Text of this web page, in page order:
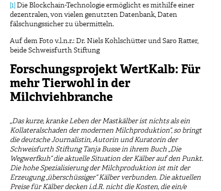
[1] Die Blockchain-Technologie ermöglicht es mithilfe einer
dezentralen, von vielen genutzten Datenbank, Daten
fälschungssicher zu übermitteln.
Auf dem Foto v.l.n.r.: Dr. Niels Kohlschütter und Saro Ratter,
beide Schweisfurth Stiftung
Forschungsprojekt WertKalb: Für
mehr Tierwohl in der
Milchviehbranche
„Das kurze, kranke Leben der Mastkälber ist nichts als ein
Kollateralschaden der modernen Milchproduktion“, so bringt
die deutsche Journalistin, Autorin und Kuratorin der
Schweisfurth Stiftung Tanja Busse in ihrem Buch „Die
Wegwerfkuh“ die aktuelle Situation der Kälber auf den Punkt.
Die hohe Spezialisierung der Milchproduktion ist mit der
Erzeugung „überschüssiger“ Kälber verbunden. Die aktuellen
Preise für Kälber decken i.d.R. nicht die Kosten, die ein/e